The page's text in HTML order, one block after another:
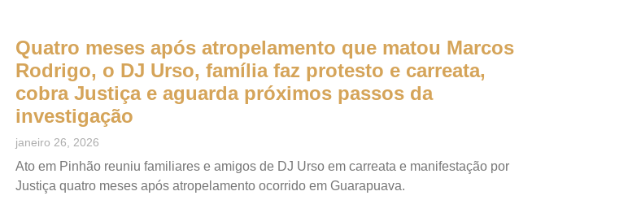
Quatro meses após atropelamento que matou Marcos
Rodrigo, o DJ Urso, família faz protesto e carreata,
cobra Justiça e aguarda próximos passos da
investigação
janeiro 26, 2026
Ato em Pinhão reuniu familiares e amigos de DJ Urso em carreata e manifestação por
Justiça quatro meses após atropelamento ocorrido em Guarapuava.